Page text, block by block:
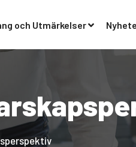
och Utmärkelser